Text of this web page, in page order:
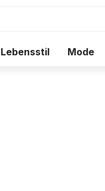
Lebensstil Mode